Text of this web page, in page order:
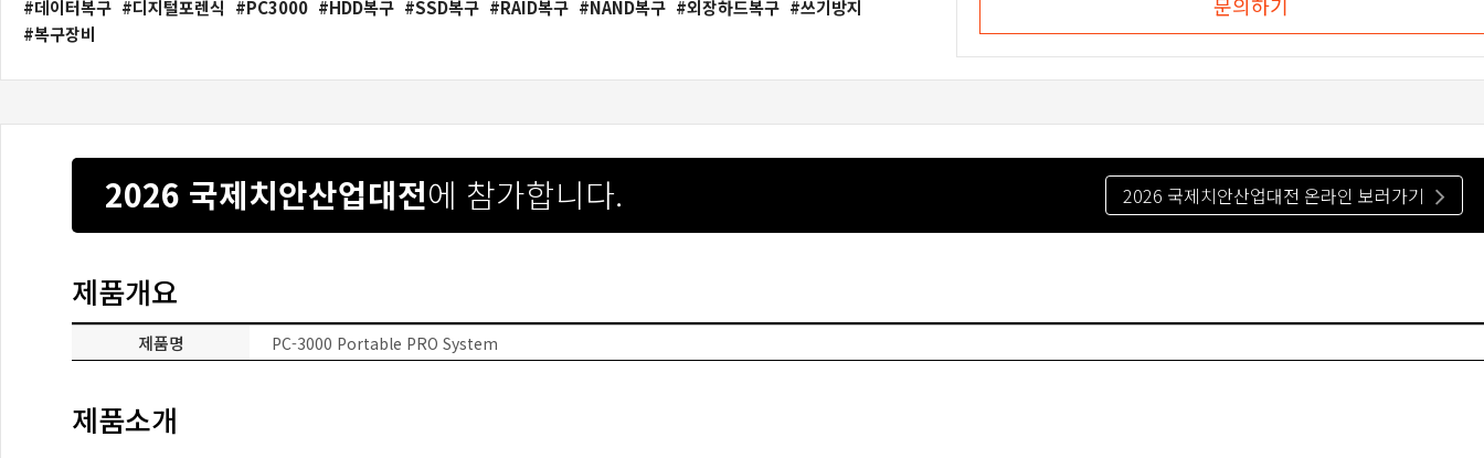
데이터복구 디지털포렌식 PC3000 HDD복구 SSD복구 RAID복구 NAND복구 외장하드복구
쓰기방지
복구장비
2026 국제치안산업대전에 참가합니다. 2026 국제치안산업대전 온라인 보러가기
제품개요
제품명 PC-3000 Portable PRO System
제품소개